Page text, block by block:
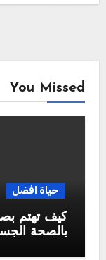
You Missed
حياة افضل
كيف تهتم
بالصحة